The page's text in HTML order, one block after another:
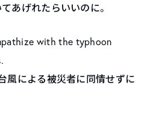
あげれたらいいのに。
with the typhoon
風による被災者に同情せずに